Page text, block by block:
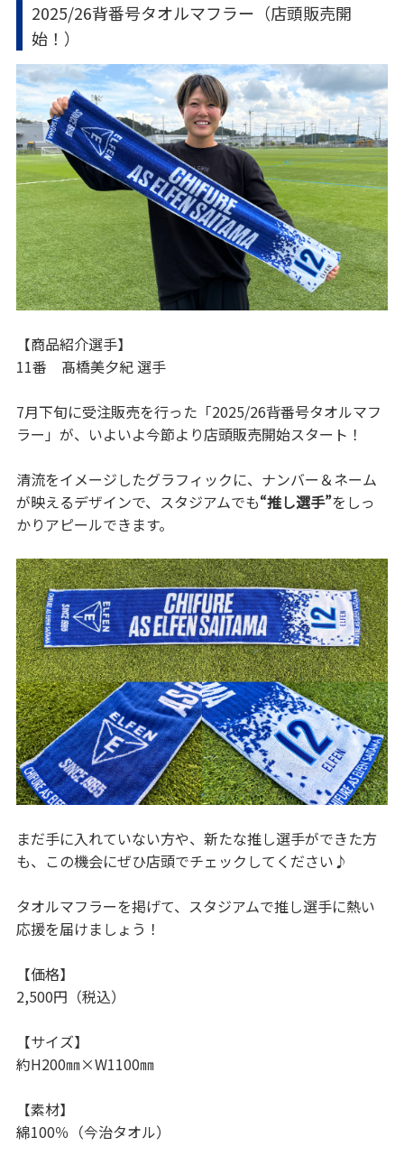
2025/26背番号タオルマフラー（店頭販売開
始！）
【商品紹介選手】
11番 髙橋美夕紀 選手
7月下旬に受注販売を行った「2025/26背番号タオルマフ
ラー」が、いよいよ今節より店頭販売開始スタート！
清流をイメージしたグラフィックに、ナンバー＆ネーム
が映えるデザインで、スタジアムでも“推し選手”をしっ
かりアピールできます。
まだ手に入れていない方や、新たな推し選手ができた方
も、この機会にぜひ店頭でチェックしてください♪
タオルマフラーを掲げて、スタジアムで推し選手に熱い
応援を届けましょう！
【価格】
2,500円（税込）
【サイズ】
約H200㎜×W1100㎜
【素材】
綿100％（今治タオル）